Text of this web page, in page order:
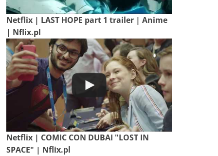
Netflix | LAST HOPE part 1 trailer | Anime
| Nflix.pl
Netflix | COMIC CON DUBAI "LOST IN
SPACE" | Nflix.pl